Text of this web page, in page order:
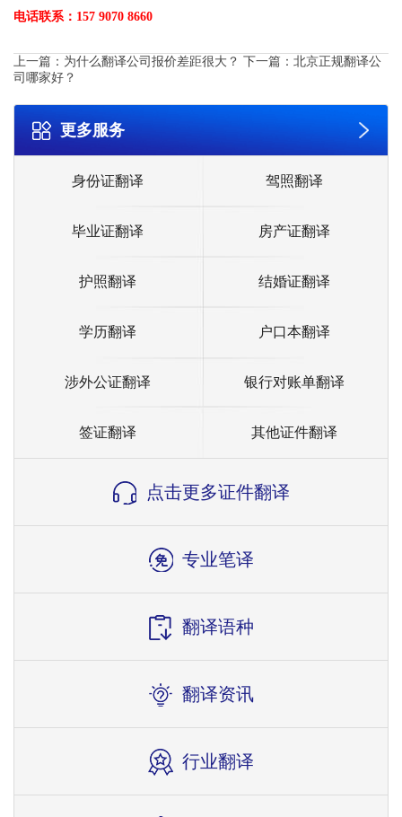
电话联系：157 9070 8660
上一篇： 为什么翻译公司报价差距很大？ 下一篇： 北京正规翻译公
司哪家好？
更多服务
身份证翻译 驾照翻译
毕业证翻译 房产证翻译
护照翻译 结婚证翻译
学历翻译 户口本翻译
涉外公证翻译 银行对账单翻译
签证翻译 其他证件翻译
点击更多证件翻译
专业笔译
翻译语种
翻译资讯
行业翻译